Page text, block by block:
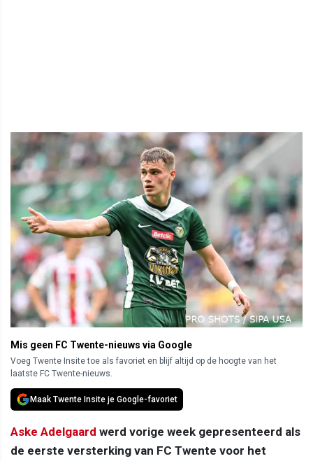
Mis geen FC Twente-nieuws via Google
Voeg Twente Insite toe als favoriet en blijf altijd op de hoogte van het
laatste FC Twente-nieuws.
Maak Twente Insite je Google-favoriet
Aske Adelgaard werd vorige week gepresenteerd als
de eerste versterking van FC Twente voor het